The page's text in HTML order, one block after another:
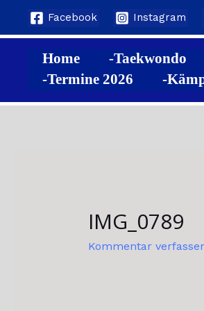
Facebook Instagram
Home -Taekwondo
-Termine 2026
-
IMG_0789
Kommentar